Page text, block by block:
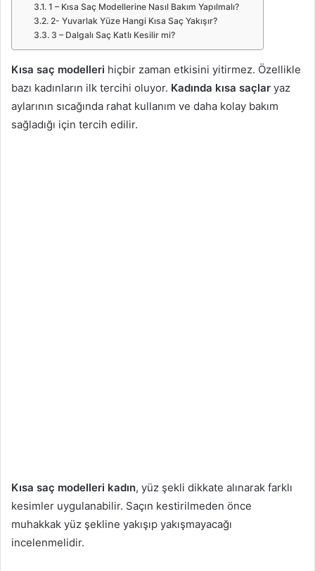
1 – Kısa Saç Modellerine Nasıl Bakım Yapılmalı?
2- Yuvarlak Yüze Hangi Kısa Saç Yakışır?
3 – Dalgalı Saç Katlı Kesilir mi?
Kısa saç modelleri hiçbir zaman etkisini yitirmez. Özellikle
bazı kadınların ilk tercihi oluyor. Kadında kısa saçlar yaz
aylarının sıcağında rahat kullanım ve daha kolay bakım
sağladığı için tercih edilir.
Kısa saç modelleri kadın, yüz şekli dikkate alınarak farklı
kesimler uygulanabilir. Saçın kestirilmeden önce
muhakkak yüz şekline yakışıp yakışmayacağı
incelenmelidir.